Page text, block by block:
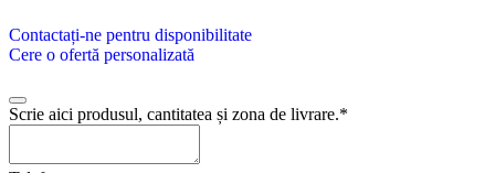
Contactați-ne pentru disponibilitate
Cere o ofertă personalizată
Scrie aici produsul, cantitatea și zona de livrare.*